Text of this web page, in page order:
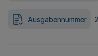
Ausgabennummer